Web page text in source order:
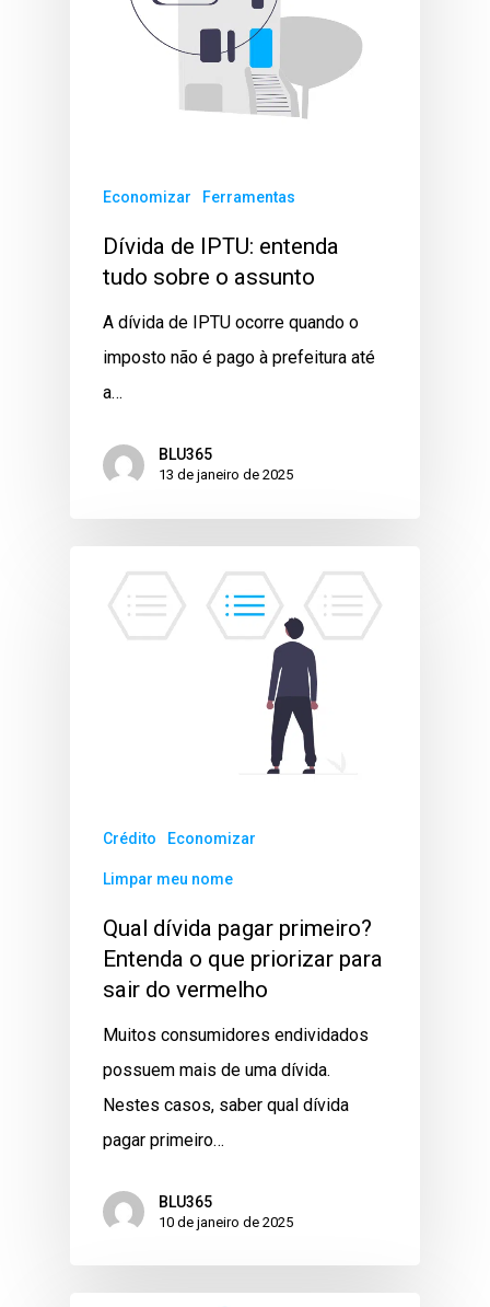
Economizar Ferramentas
Dívida de IPTU: entenda
tudo sobre o assunto
A dívida de IPTU ocorre quando o
imposto não é pago à prefeitura até
a…
BLU365
13 de janeiro de 2025
Crédito Economizar
Limpar meu nome
Qual dívida pagar primeiro?
Entenda o que priorizar para
sair do vermelho
Muitos consumidores endividados
possuem mais de uma dívida.
Nestes casos, saber qual dívida
pagar primeiro…
BLU365
10 de janeiro de 2025